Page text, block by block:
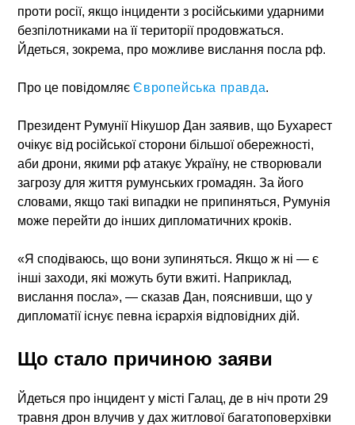
проти росії, якщо інциденти з російськими ударними
безпілотниками на її території продовжаться.
Йдеться, зокрема, про можливе вислання посла рф.
Про це повідомляєЄвропейська правда.
Президент Румунії Нікушор Дан заявив, що Бухарест
очікує від російської сторони більшої обережності,
аби дрони, якими рф атакує Україну, не створювали
загрозу для життя румунських громадян. За його
словами, якщо такі випадки не припиняться, Румунія
може перейти до інших дипломатичних кроків.
«Я сподіваюсь, що вони зупиняться. Якщо ж ні — є
інші заходи, які можуть бути вжиті. Наприклад,
вислання посла», — сказав Дан, пояснивши, що у
дипломатії існує певна ієрархія відповідних дій.
Що стало причиною заяви
Йдеться про інцидент у місті Галац, де в ніч проти 29
травня дрон влучив у дах житлової багатоповерхівки